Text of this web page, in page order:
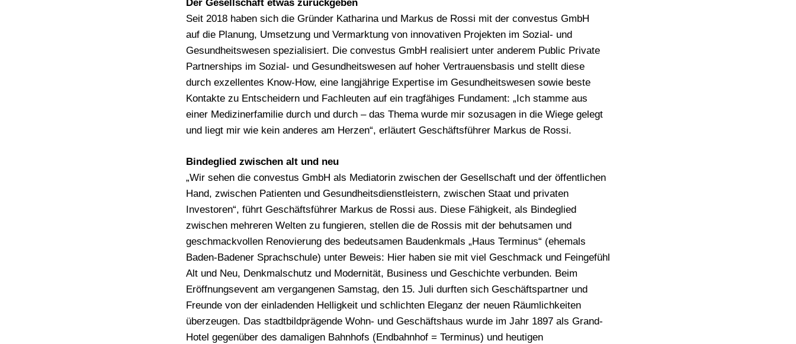
Der Gesellschaft etwas zurückgeben
Seit 2018 haben sich die Gründer Katharina und Markus de Rossi mit der convestus GmbH
auf die Planung, Umsetzung und Vermarktung von innovativen Projekten im Sozial- und
Gesundheitswesen spezialisiert. Die convestus GmbH realisiert unter anderem Public Private
Partnerships im Sozial- und Gesundheitswesen auf hoher Vertrauensbasis und stellt diese
durch exzellentes Know-How, eine langjährige Expertise im Gesundheitswesen sowie beste
Kontakte zu Entscheidern und Fachleuten auf ein tragfähiges Fundament: „Ich stamme aus
einer Medizinerfamilie durch und durch – das Thema wurde mir sozusagen in die Wiege gelegt
und liegt mir wie kein anderes am Herzen“, erläutert Geschäftsführer Markus de Rossi.
Bindeglied zwischen alt und neu
„Wir sehen die convestus GmbH als Mediatorin zwischen der Gesellschaft und der öffentlichen
Hand, zwischen Patienten und Gesundheitsdienstleistern, zwischen Staat und privaten
Investoren“, führt Geschäftsführer Markus de Rossi aus. Diese Fähigkeit, als Bindeglied
zwischen mehreren Welten zu fungieren, stellen die de Rossis mit der behutsamen und
geschmackvollen Renovierung des bedeutsamen Baudenkmals „Haus Terminus“ (ehemals
Baden-Badener Sprachschule) unter Beweis: Hier haben sie mit viel Geschmack und Feingefühl
Alt und Neu, Denkmalschutz und Modernität, Business und Geschichte verbunden. Beim
Eröffnungsevent am vergangenen Samstag, den 15. Juli durften sich Geschäftspartner und
Freunde von der einladenden Helligkeit und schlichten Eleganz der neuen Räumlichkeiten
überzeugen. Das stadtbildprägende Wohn- und Geschäftshaus wurde im Jahr 1897 als Grand-
Hotel gegenüber des damaligen Bahnhofs (Endbahnhof = Terminus) und heutigen